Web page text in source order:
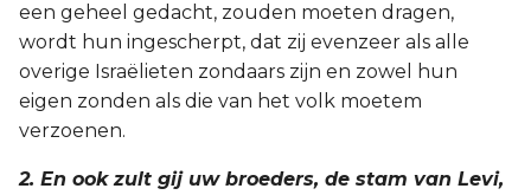
een geheel gedacht, zouden moeten dragen,
wordt hun ingescherpt, dat zij evenzeer als alle
overige Israëlieten zondaars zijn en zowel hun
eigen zonden als die van het volk moetem
verzoenen.
2. En ook zult gij uw broeders, de stam van Levi,